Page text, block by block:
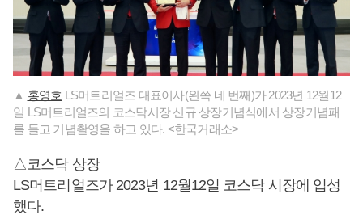
▲ 홍영호 LS머트리얼즈 대표이사(왼쪽 네 번째)가 2023년 12월12
일 LS머트리얼즈의 코스닥시장 신규 상장기념식에서 상장기념패
를 들고 기념촬영을 하고 있다. <한국거래소>
△코스닥 상장
LS머트리얼즈가 2023년 12월12일 코스닥 시장에 입성
했다.